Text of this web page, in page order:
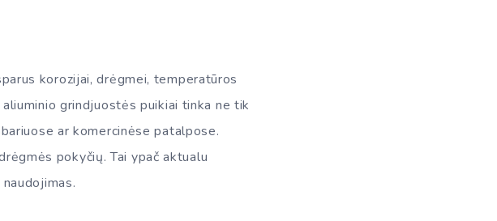
korozijai, drėgmei, temperatūros
grindjuostės puikiai tinka ne tik
ar komercinėse patalpose.
pokyčių. Tai ypač aktualu